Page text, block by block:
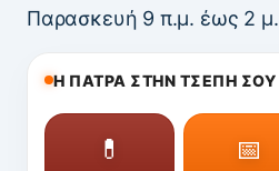
Παρασκευή 9 π.μ. έως 2
Η ΠΑΤΡΑ ΣΤΗΝ ΤΣΕΠΗ ΣΟΥ
💊 📅